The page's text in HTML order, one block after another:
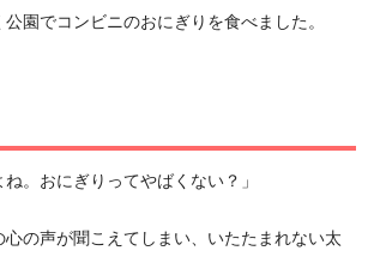
園でコンビニのおにぎりを食べました。
ね。おにぎりってやばくない？」
の声が聞こえてしまい、いたたまれない太